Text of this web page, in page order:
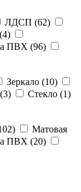
ЛДСП (62)
4)
ПВХ (96)
Зеркало (10)
3) Стекло (1)
)
Матовая
ПВХ (20)